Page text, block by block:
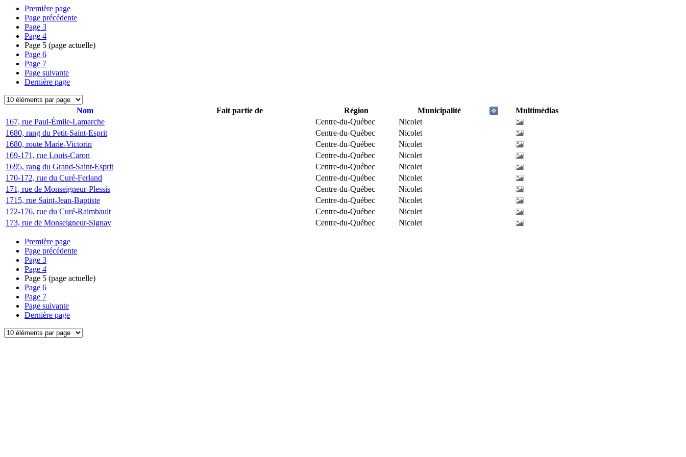
Première page
Page précédente
Page 3
Page 4
Page 5 (page actuelle)
Page 6
Page 7
Page suivante
Dernière page
Nom Fait partie de Région Municipalité
Multimédias
167, rue Paul-Émile-Lamarche
Centre-du-Québec
Nicolet
1680, rang du Petit-Saint-Esprit
Centre-du-Québec
Nicolet
1680, route Marie-Victorin
Centre-du-Québec
Nicolet
169-171, rue Louis-Caron
Centre-du-Québec
Nicolet
1695, rang du Grand-Saint-Esprit
Centre-du-Québec
Nicolet
170-172, rue du Curé-Ferland
Centre-du-Québec
Nicolet
171, rue de Monseigneur-Plessis
Centre-du-Québec
Nicolet
1715, rue Saint-Jean-Baptiste
Centre-du-Québec
Nicolet
172-176, rue du Curé-Raimbault
Centre-du-Québec
Nicolet
173, rue de Monseigneur-Signay
Centre-du-Québec Nicolet
Première page
Page précédente
Page 3
Page 4
Page 5 (page actuelle)
Page 6
Page 7
Page suivante
Dernière page